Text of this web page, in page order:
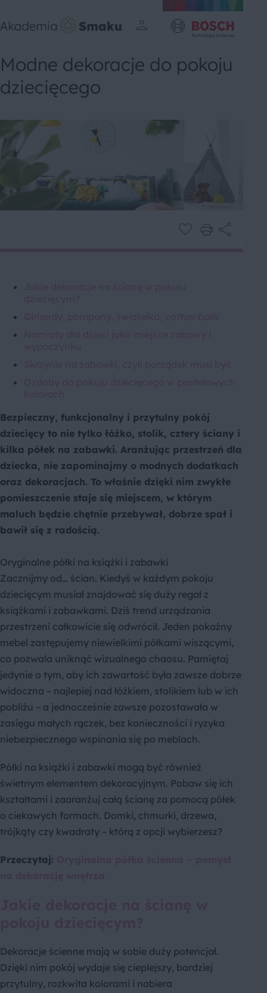
Modne dekoracje do pokoju
dziecięcego
Bezpieczny, funkcjonalny i przytulny pokój
dziecięcy to nie tylko łóżko, stolik, cztery ściany i
kilka półek na zabawki. Aranżując przestrzeń dla
dziecka, nie zapominajmy o modnych dodatkach
oraz dekoracjach. To właśnie dzięki nim zwykłe
pomieszczenie staje się miejscem, w którym
maluch będzie chętnie przebywał, dobrze spał i
bawił się z radością.
Oryginalne półki na książki i zabawki
Zacznijmy od… ścian. Kiedyś w każdym pokoju
dziecięcym musiał znajdować się duży regał z
książkami i zabawkami. Dziś trend urządzania
przestrzeni całkowicie się odwrócił. Jeden pokaźny
mebel zastępujemy niewielkimi półkami wiszącymi,
co pozwala uniknąć wizualnego chaosu. Pamiętaj
jedynie o tym, aby ich zawartość była zawsze dobrze
widoczna – najlepiej nad łóżkiem, stolikiem lub w ich
pobliżu – a jednocześnie zawsze pozostawała w
zasięgu małych rączek, bez konieczności i ryzyka
niebezpiecznego wspinania się po meblach.
Półki na książki i zabawki mogą być również
świetnym elementem dekoracyjnym. Pobaw się ich
kształtami i zaaranżuj całą ścianę za pomocą półek
o ciekawych formach. Domki, chmurki, drzewa,
trójkąty czy kwadraty – którą z opcji wybierzesz?
Przeczytaj:
Dekoracje ścienne mają w sobie duży potencjał.
Dzięki nim pokój wydaje się cieplejszy, bardziej
przytulny, rozkwita kolorami i nabiera